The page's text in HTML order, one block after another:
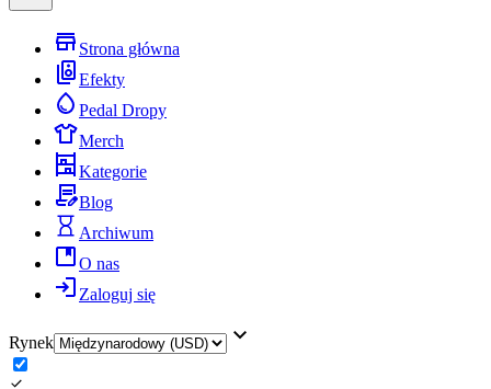
Strona główna
Efekty
Pedal Dropy
Merch
Kategorie
Blog
Archiwum
O nas
Zaloguj się
Rynek